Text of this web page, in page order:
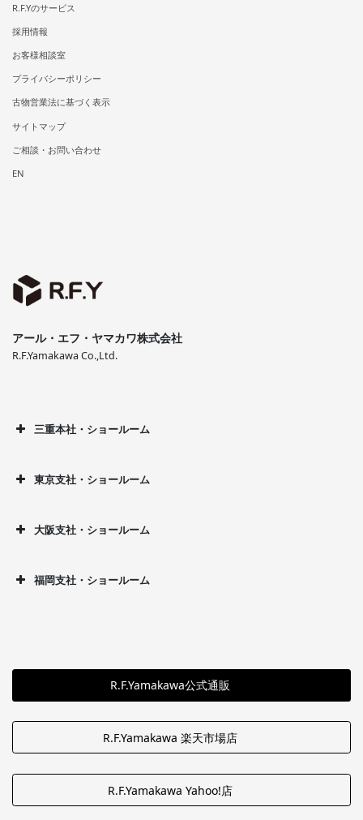
R.F.Yのサービス
採用情報
お客様相談室
プライバシーポリシー
古物営業法に基づく表示
サイトマップ
ご相談・お問い合わせ
EN
アール・エフ・ヤマカワ株式会社
R.F.Yamakawa Co.,Ltd.
三重本社・ショールーム
東京支社・ショールーム
大阪支社・ショールーム
福岡支社・ショールーム
R.F.Yamakawa公式通販
R.F.Yamakawa 楽天市場店
R.F.Yamakawa Yahoo!店